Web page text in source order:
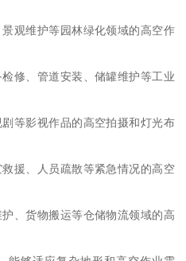
观维护等园林绿化领域的高空作
修、管道安装、储罐维护等工业
等影视作品的高空拍摄和灯光布
援、人员疏散等紧急情况的高空
、货物搬运等仓储物流领域的高